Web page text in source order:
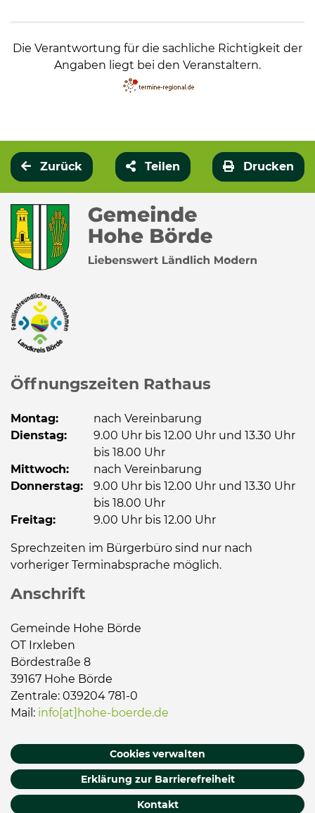
Die Verantwortung für die sachliche Richtigkeit der
Angaben liegt bei den Veranstaltern.
Zurück Teilen Drucken
Öffnungszeiten Rathaus
Montag:
nach Vereinbarung
Dienstag:
9.00 Uhr bis 12.00 Uhr und 13.30 Uhr
bis 18.00 Uhr
Mittwoch:
nach Vereinbarung
Donnerstag: 9.00 Uhr bis 12.00 Uhr und 13.30 Uhr
bis 18.00 Uhr
Freitag:
9.00 Uhr bis 12.00 Uhr
Sprechzeiten im Bürgerbüro sind nur nach
vorheriger Terminabsprache möglich.
Anschrift
Gemeinde Hohe Börde
OT Irxleben
Bördestraße 8
39167 Hohe Börde
Zentrale: 039204 781-0
Mail: info[at]hohe-boerde.de
Cookies verwalten
Erklärung zur Barrierefreiheit
Kontakt